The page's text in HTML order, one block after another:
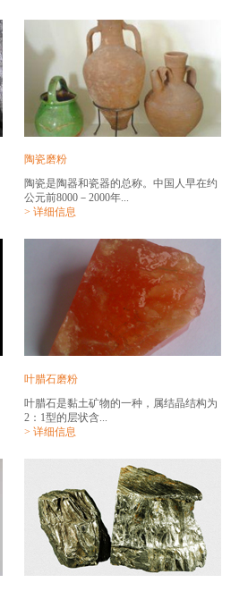
陶瓷磨粉
陶瓷是陶器和瓷器的总称。中国人早在约
公元前8000－2000年...
> 详细信息
叶腊石磨粉
叶腊石是黏土矿物的一种，属结晶结构为
2：1型的层状含...
> 详细信息